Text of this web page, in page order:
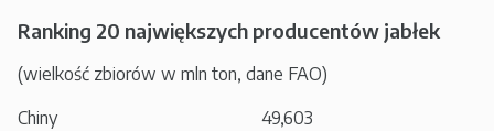
Ranking 20 największych producentów jabłek
(wielkość zbiorów w mln ton, dane FAO)
Chiny
49,603